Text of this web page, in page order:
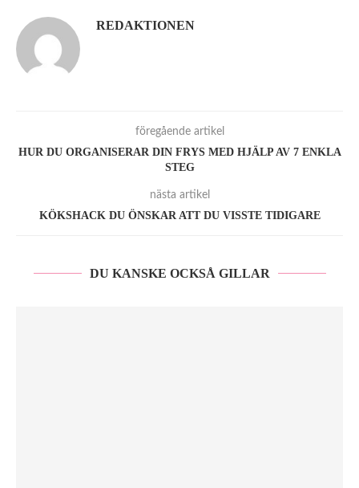
REDAKTIONEN
föregående artikel
HUR DU ORGANISERAR DIN FRYS MED HJÄLP AV 7 ENKLA
STEG
nästa artikel
KÖKSHACK DU ÖNSKAR ATT DU VISSTE TIDIGARE
DU KANSKE OCKSÅ GILLAR